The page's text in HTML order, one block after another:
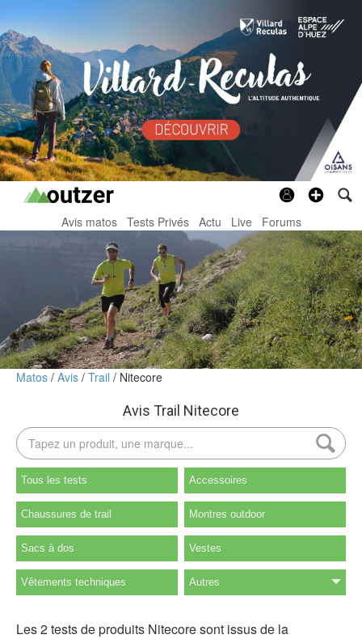
Avis matos Tests Privés Actu Live Forums
Matos Avis Trail Nitecore
Avis Trail Nitecore
Tous les tests Accessoires
Chaussures de trail Montres outdoor
Sacs à dos Vestes
Vêtements techniques Autres
Les 2 tests de produits Nitecore sont issus de la